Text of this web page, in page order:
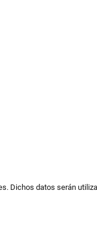
Dichos datos serán